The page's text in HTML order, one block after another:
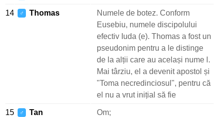
14 ♂ Thomas
Numele de botez. Conform
Eusebiu, numele discipolului
efectiv Iuda (e). Thomas a fost un
pseudonim pentru a le distinge
de la alții care au același nume l.
Mai târziu, el a devenit apostol și
"Toma necredinciosul", pentru că
el nu a vrut inițial să fie
15 ♂ Tan Om;